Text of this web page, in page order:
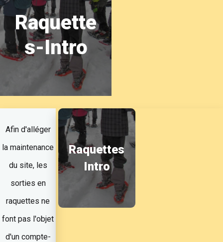
Raquette
s-Intro
Afin d'alléger
la maintenance
du site, les
sorties en
raquettes ne
font pas l'objet
d'un compte-
Raquettes
Intro